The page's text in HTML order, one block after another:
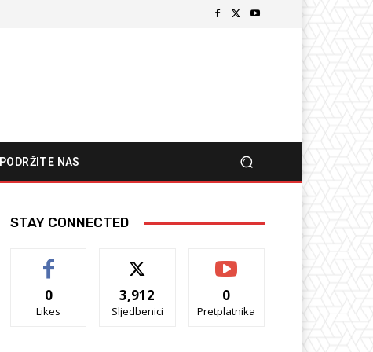
PODRŽITE NAS
STAY CONNECTED
0
Likes
3,912
Sljedbenici
0
Pretplatnika